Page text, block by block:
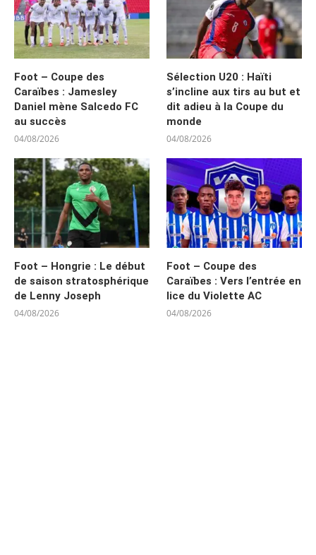
Foot – Coupe des
Caraïbes : Jamesley
Daniel mène Salcedo FC
au succès
04/08/2026
Sélection U20 : Haïti
s’incline aux tirs au but et
dit adieu à la Coupe du
monde
04/08/2026
Foot – Hongrie : Le début
de saison stratosphérique
de Lenny Joseph
04/08/2026
Foot – Coupe des
Caraïbes : Vers l’entrée en
lice du Violette AC
04/08/2026